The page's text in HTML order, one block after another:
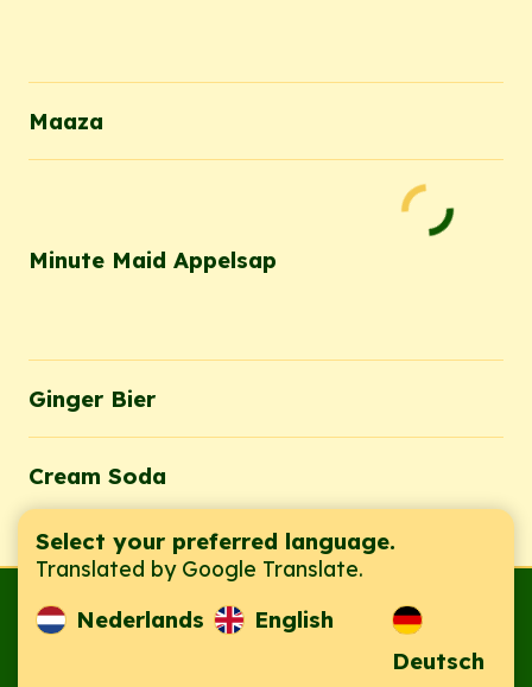
Maaza
Minute Maid Appelsap
Ginger Bier
Cream Soda
Select your preferred language.
Translated by Google Translate.
Nederlands
English
Deutsch
Hoofdvestiging
Jaka B.V.
Mathenesserplein 89, 3022 LD